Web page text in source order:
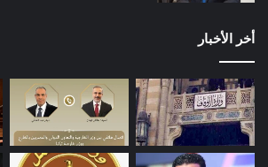
أخر الأخبار